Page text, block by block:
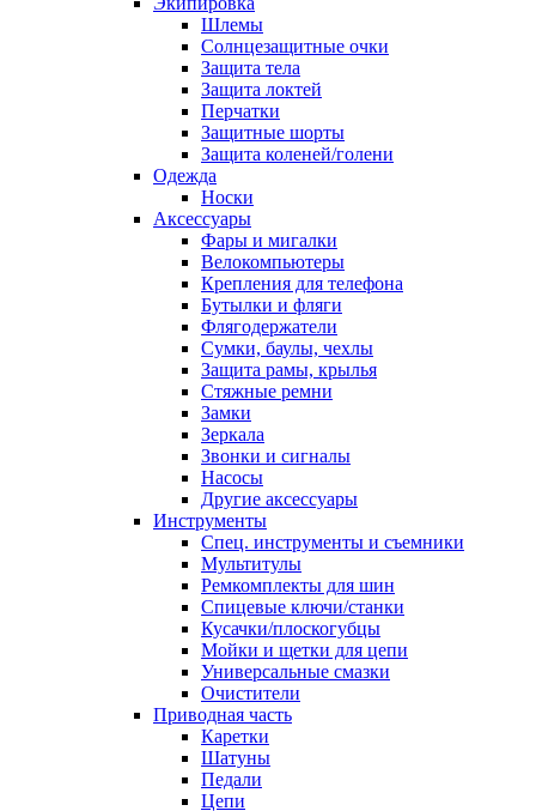
Шлемы
Солнцезащитные очки
Защита тела
Защита локтей
Перчатки
Защитные шорты
Защита коленей/голени
Одежда
Носки
Аксессуары
Фары и мигалки
Велокомпьютеры
Крепления для телефона
Бутылки и фляги
Флягодержатели
Сумки, баулы, чехлы
Защита рамы, крылья
Стяжные ремни
Замки
Зеркала
Звонки и сигналы
Насосы
Другие аксессуары
Инструменты
Спец. инструменты и съемники
Мультитулы
Ремкомплекты для шин
Спицевые ключи/станки
Кусачки/плоскогубцы
Мойки и щетки для цепи
Универсальные смазки
Очистители
Приводная часть
Каретки
Шатуны
Педали
Цепи